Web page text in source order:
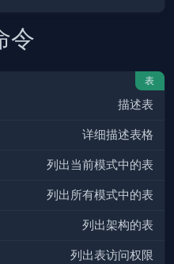
令
表
描述表
详细描述表格
列出当前模式中的表
列出所有模式中的表
列出架构的表
列出表访问权限